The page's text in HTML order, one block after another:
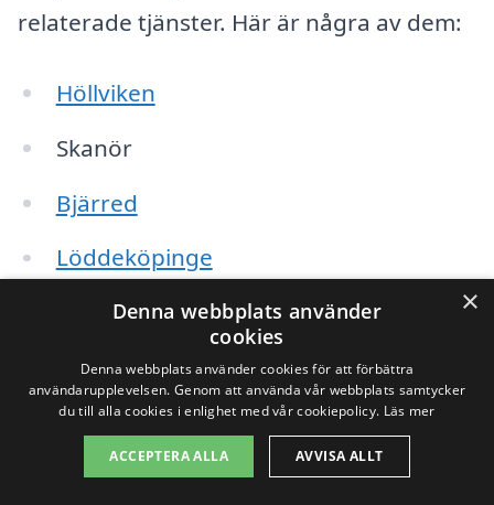
relaterade tjänster. Här är några av dem:
Höllviken
Skanör
Bjärred
Löddeköpinge
Kävlinge
Staffanstorp
Hässleholm
Skurup
×
Denna webbplats använder
cookies
Denna webbplats använder cookies för att förbättra
användarupplevelsen. Genom att använda vår webbplats samtycker
du till alla cookies i enlighet med vår cookiepolicy. Läs mer
ACCEPTERA ALLA AVVISA ALLT